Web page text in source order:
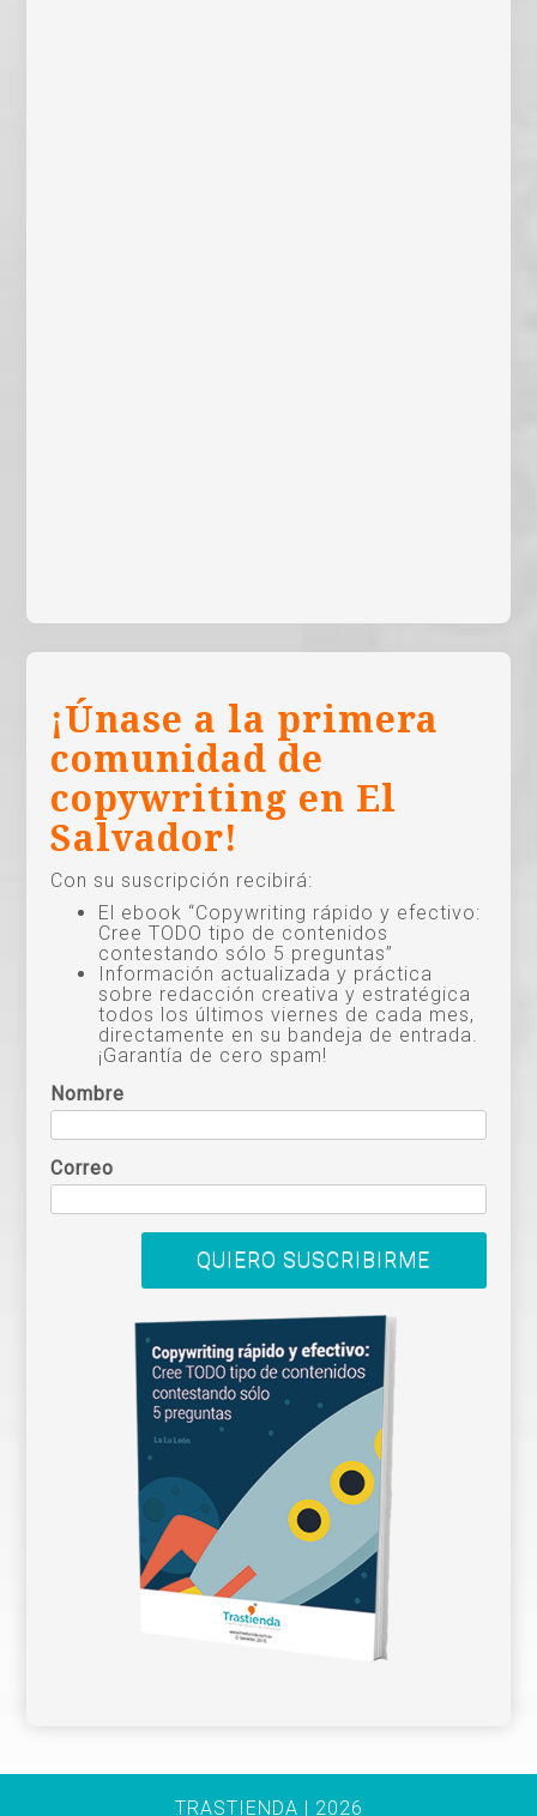
¡Únase a la primera
comunidad de
copywriting en El
Salvador!
Con su suscripción recibirá:
El ebook “Copywriting rápido y efectivo:
Cree TODO tipo de contenidos
contestando sólo 5 preguntas”
Información actualizada y práctica
sobre redacción creativa y estratégica
todos los últimos viernes de cada mes,
directamente en su bandeja de entrada.
¡Garantía de cero spam!
Nombre
Correo
TRASTIENDA | 2026